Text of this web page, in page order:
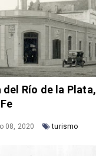
Río de la Plata,
08, 2020
turismo